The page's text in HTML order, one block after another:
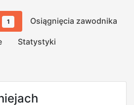
1 Osiągnięcia zawodnika
Statystyki